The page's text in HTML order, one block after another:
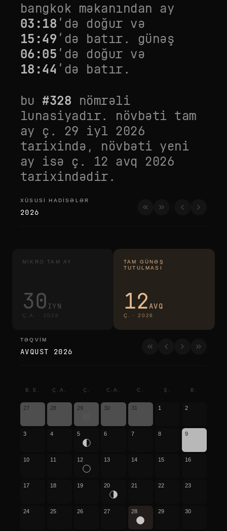
bangkok məkanından ay
03:18 ’də doğur və
15:49 ’də batır. günəş
06:05 ’də doğur və
18:44 ’də batır.
bu#328 nömrəli
lunasiyadır. növbəti tam
ay ç. 29 iyl 2026
tarixində, növbəti yeni
ay isə ç. 12 avq 2026
tarixindədir.
xüsusi hadisələr
XÜSUSI HADISƏLƏR
2026
MIKRO TAM AY
30 IYN
Ç.A. · 2026
TAM GÜNƏŞ
TUTULMASI
12AVQ
Ç. · 2026
təqvim
TƏQVIM
AVQUST 2026
B.E. Ç.A. Ç. C.A. C. Ş. B.
27 28 29 30 31 1 2
3 4 5 6 7 8 9
10 11 12 13 14 15 16
17 18 19 20 21 22 23
24 25 26 27 28 29 30